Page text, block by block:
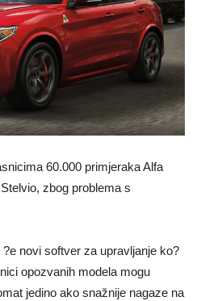
60.000 primjeraka Alfa
zbog problema s
novi softver za upravljanje ko?
opozvanih modela mogu
jedino ako snažnije nagaze na